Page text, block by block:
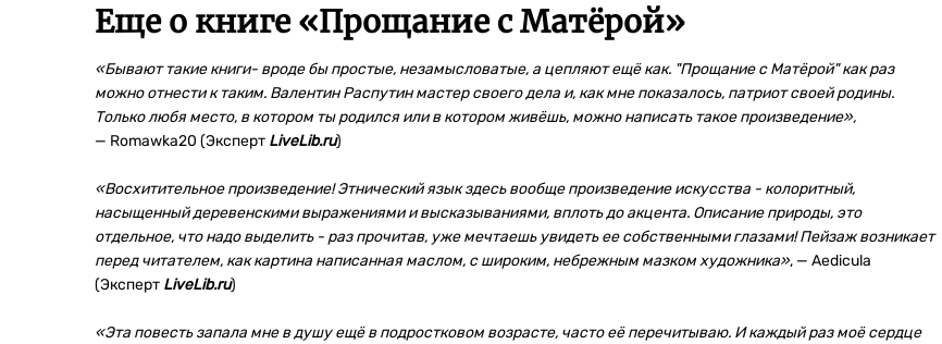
Еще о книге «Прощание с Матёрой»
«Бывают такие книги- вроде бы простые, незамысловатые, а цепляют ещё как. "Прощание с Матёрой" как раз
можно отнести к таким. Валентин Распутин мастер своего дела и, как мне показалось, патриот своей родины.
Только любя место, в котором ты родился или в котором живёшь, можно написать такое произведение»,
— Romawka20 (Эксперт LiveLib.ru)
«Восхитительное произведение! Этнический язык здесь вообще произведение искусства - колоритный,
насыщенный деревенскими выражениями и высказываниями, вплоть до акцента. Описание природы, это
отдельное, что надо выделить - раз прочитав, уже мечтаешь увидеть ее собственными глазами! Пейзаж возникает
перед читателем, как картина написанная маслом, с широким, небрежным мазком художника», — Aedicula
(Эксперт LiveLib.ru)
«Эта повесть запала мне в душу ещё в подростковом возрасте, часто её перечитываю. И каждый раз моё сердце